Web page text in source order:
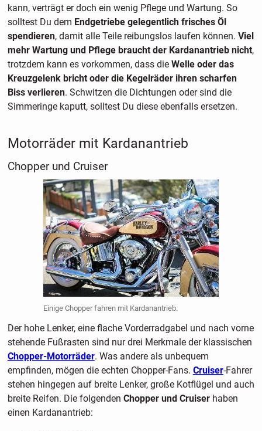
kann, verträgt er doch ein wenig Pflege und Wartung. So
solltest Du dem Endgetriebe gelegentlich frisches Öl
spendieren, damit alle Teile reibungslos laufen können. Viel
mehr Wartung und Pflege braucht der Kardanantrieb nicht,
trotzdem kann es vorkommen, dass die Welle oder das
Kreuzgelenk bricht oder die Kegelräder ihren scharfen
Biss verlieren. Schwitzen die Dichtungen oder sind die
Simmeringe kaputt, solltest Du diese ebenfalls ersetzen.
Motorräder mit Kardanantrieb
Chopper und Cruiser
Einige Chopper fahren mit Kardanantrieb.
Der hohe Lenker, eine flache Vorderradgabel und nach vorne
stehende Fußrasten sind nur drei Merkmale der klassischen
Chopper-Motorräder. Was andere als unbequem
empfinden, mögen die echten Chopper-Fans. Cruiser-Fahrer
stehen hingegen auf breite Lenker, große Kotflügel und auch
breite Reifen. Die folgenden Chopper und Cruiserhaben
einen Kardanantrieb: